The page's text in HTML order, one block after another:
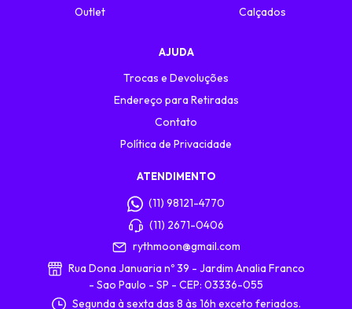
Outlet
Calçados
AJUDA
Trocas e Devoluções
Endereço para Retiradas
Contato
Política de Privacidade
ATENDIMENTO
(11) 98121-4770
(11) 2671-0406
rythmoon@gmail.com
Rua Dona Januaria nº 39 - Jardim Analia Franco
- Sao Paulo - SP - CEP: 03336-055
Segunda à sexta das 8 às 16h exceto feriados.